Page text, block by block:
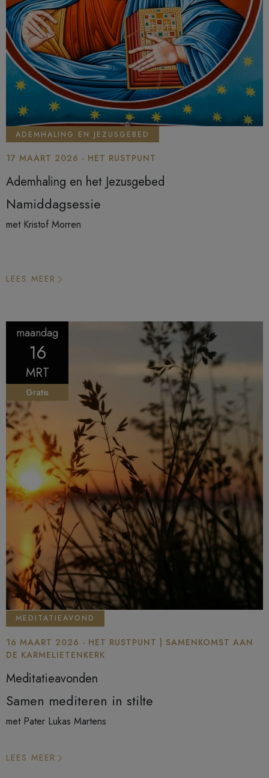
ADEMHALING EN JEZUSGEBED
17 MAART 2026 - HET RUSTPUNT
Ademhaling en het Jezusgebed
Namiddagsessie
met Kristof Morren
LEES MEER
maandag
16
MRT
Gratis
MEDITATIEAVOND
16 MAART 2026 - HET RUSTPUNT | SAMENKOMST AAN
DE KARMELIETENKERK
Meditatieavonden
Samen mediteren in stilte
met Pater Lukas Martens
LEES MEER